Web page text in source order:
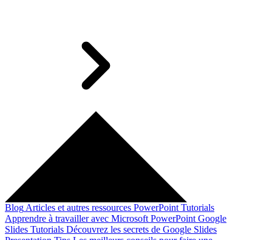
Blog Articles et autres ressources PowerPoint Tutorials
Apprendre à travailler avec Microsoft PowerPoint Google
Slides Tutorials Découvrez les secrets de Google Slides